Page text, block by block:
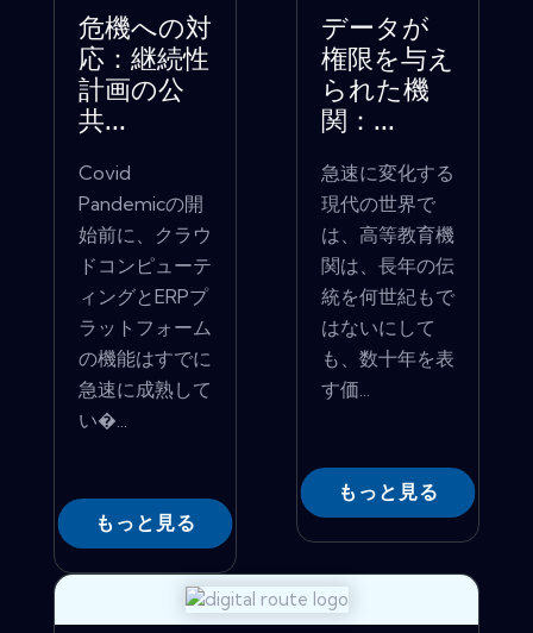
危機への対
応：継続性
計画の公
共...
Covid
Pandemicの開
始前に、クラウ
ドコンピューテ
ィングとERPプ
ラットフォーム
の機能はすでに
急速に成熟して
い�...
もっと見る
データが
権限を与え
られた機
関：...
急速に変化する
現代の世界で
は、高等教育機
関は、長年の伝
統を何世紀もで
はないにして
も、数十年を表
す価...
もっと見る